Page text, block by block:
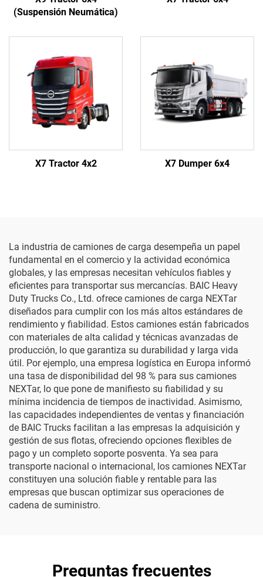
(Suspensión Neumática)
X7 Tractor 4x2 X7 Dumper 6x4
La industria de camiones de carga desempeña un papel
fundamental en el comercio y la actividad económica
globales, y las empresas necesitan vehículos fiables y
eficientes para transportar sus mercancías. BAIC Heavy
Duty Trucks Co., Ltd. ofrece camiones de carga NEXTar
diseñados para cumplir con los más altos estándares de
rendimiento y fiabilidad. Estos camiones están fabricados
con materiales de alta calidad y técnicas avanzadas de
producción, lo que garantiza su durabilidad y larga vida
útil. Por ejemplo, una empresa logística en Europa informó
una tasa de disponibilidad del 98 % para sus camiones
NEXTar, lo que pone de manifiesto su fiabilidad y su
mínima incidencia de tiempos de inactividad. Asimismo,
las capacidades independientes de ventas y financiación
de BAIC Trucks facilitan a las empresas la adquisición y
gestión de sus flotas, ofreciendo opciones flexibles de
pago y un completo soporte posventa. Ya sea para
transporte nacional o internacional, los camiones NEXTar
constituyen una solución fiable y rentable para las
empresas que buscan optimizar sus operaciones de
cadena de suministro.
Preguntas frecuentes